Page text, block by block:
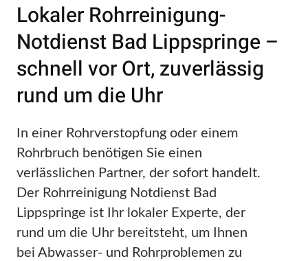
Lokaler Rohrreinigung-
Notdienst Bad Lippspringe –
schnell vor Ort, zuverlässig
rund um die Uhr
In einer Rohrverstopfung oder einem
Rohrbruch benötigen Sie einen
verlässlichen Partner, der sofort handelt.
Der Rohrreinigung Notdienst Bad
Lippspringe ist Ihr lokaler Experte, der
rund um die Uhr bereitsteht, um Ihnen
bei Abwasser- und Rohrproblemen zu